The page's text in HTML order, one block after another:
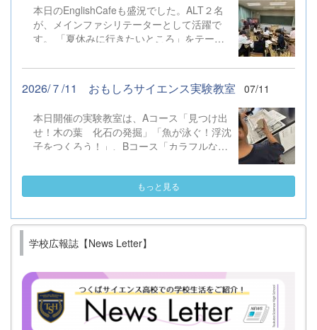
す。 今後は、アサヒ飲料の研究開発の第一線で活躍され
ている方がメンターとなり、生徒たちに寄り添ってアドバ
イスをくださることになりました。プロフェッショナルの
方と一緒に研究を進められる貴重な機会に、生徒も「さら
に研究を深めていきたい！」とこれからの活動にワクワク
しながら意気込んでいます。 企業の方とのコラボレーシ
楽しみです！未来の科学者を目指して熱心に挑戦を続ける
生徒たちをぜひ応援してください。
本日のEnglishCafeも盛況でした。ALT２名
が、メインファシリテーターとして活躍で
す。 「夏休みに行きたいところ」をテーマ
は、海外？国内？どうやって行く？どういう
ところに泊まる？なに食べる？ 夢が膨らみ
ました。
2026/７/11 おもしろサイエンス実験教室 07/11
本日開催の実験教室は、Aコース「見つけ出
せ！木の葉 化石の発掘」「魚が泳ぐ！浮沈
子をつくろう！」、Bコース「カラフルな科
う！」という、理科実験、科学実験でした。
今回も大勢の小中学生に体験してもらいまし
お手伝いに入り、器具の扱いなどを手ほどき
３回は10月、今年度の最終回は11月を予定
もっと見る
学校広報誌【News Letter】